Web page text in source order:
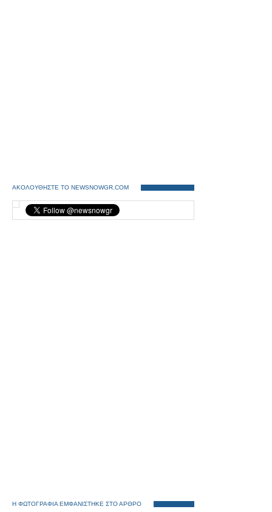
ΑΚΟΛΟΥΘΗΣΤΕ ΤΟ NEWSNOWGR.COM
Η ΦΩΤΟΓΡΑΦΙΑ ΕΜΦΑΝΙΣΤΗΚΕ ΣΤΟ ΑΡΘΡΟ